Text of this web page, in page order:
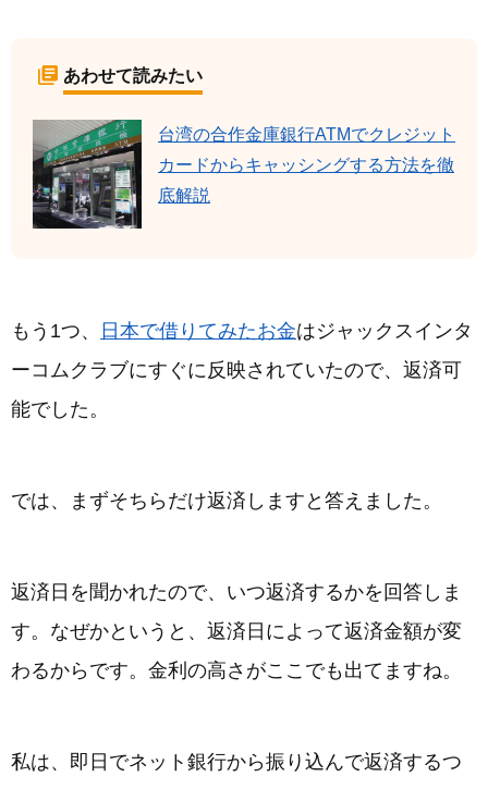
あわせて読みたい
台湾の合作金庫銀行ATMでクレジット
カードからキャッシングする方法を徹
底解説
もう1つ、 日本で借りてみたお金はジャックスインタ
ーコムクラブにすぐに反映されていたので、返済可
能でした。
では、まずそちらだけ返済しますと答えました。
返済日を聞かれたので、いつ返済するかを回答しま
す。なぜかというと、返済日によって返済金額が変
わるからです。金利の高さがここでも出てますね。
私は、即日でネット銀行から振り込んで返済するつ